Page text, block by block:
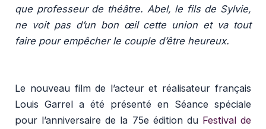
que professeur de théâtre. Abel, le fils de Sylvie,
ne voit pas d’un bon œil cette union et va tout
faire pour empêcher le couple d’être heureux.
Le nouveau film de l’acteur et réalisateur français
Louis Garrel a été présenté en Séance spéciale
pour l’anniversaire de la 75e édition du Festival de